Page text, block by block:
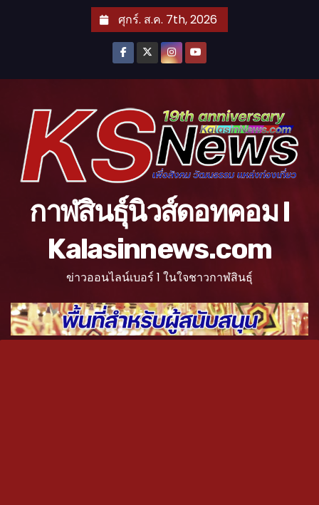
ศุกร์. ส.ค. 7th, 2026
กาฬสินธุ์นิวส์ดอทคอม l
Kalasinnews.com
ข่าวออนไลน์เบอร์ 1 ในใจชาวกาฬสินธุ์